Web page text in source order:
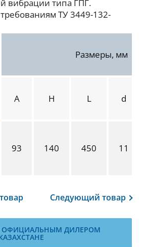
вибрации типа ГПГ.
ТУ 3449-132-
Размеры, мм
A H L d
93 140 450 11
товар Следующий товар
ОФИЦИАЛЬНЫМ ДИЛЕРОМ